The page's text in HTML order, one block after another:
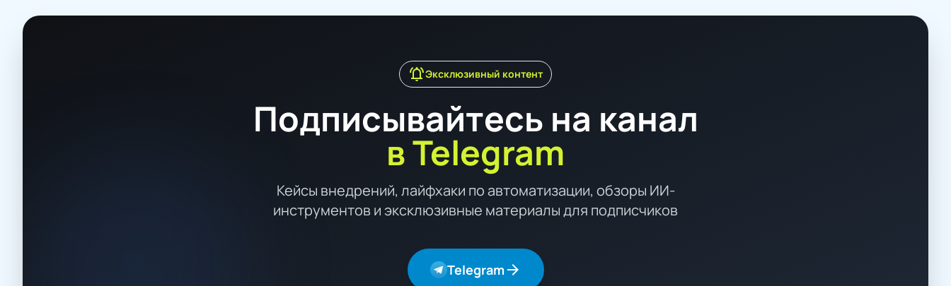
notifications_activeЭксклюзивный контент
Подписывайтесь на канал
в Telegram
Кейсы внедрений, лайфхаки по автоматизации, обзоры ИИ-
инструментов и эксклюзивные материалы для подписчиков
Telegramarrow_forward